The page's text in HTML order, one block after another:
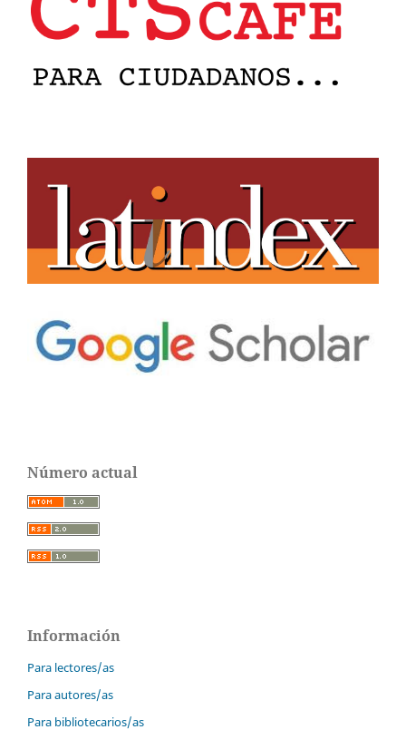
Número actual
Información
Para lectores/as
Para autores/as
Para bibliotecarios/as